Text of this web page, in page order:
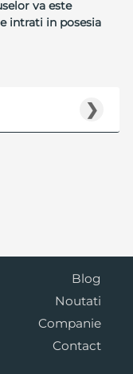
va este
intrati in posesia
❯
Blog
Noutati
Companie
Contact